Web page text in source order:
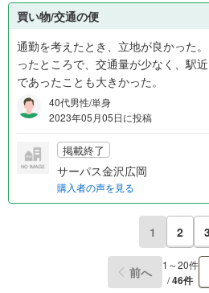
買い物/交通の便
通勤を考えたとき、立地が良かった
ったところで、交通量が少なく、駅
であったことも大きかった。
40代男性/単身
2023年05月05日に投稿
掲載終了
サーパス金沢広岡
購入者の声を見る
1 2
前へ
1～20件
/46件